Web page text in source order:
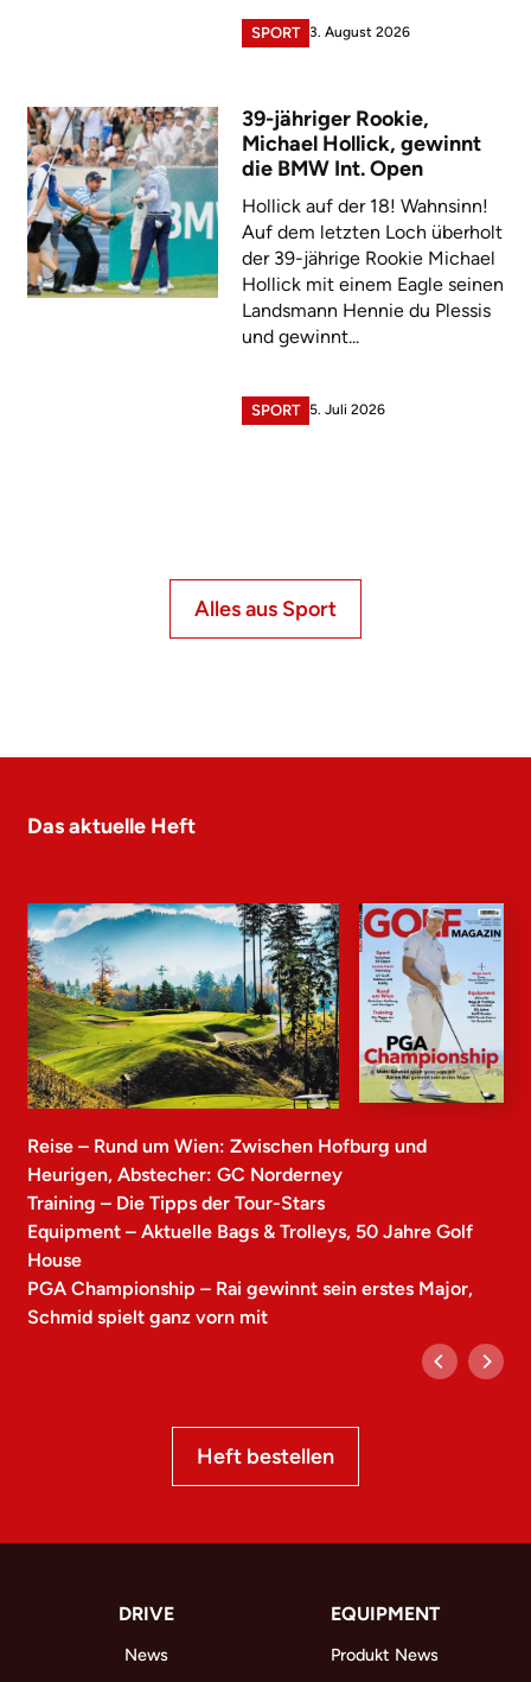
SPORT 3. August 2026
39-jähriger Rookie,
Michael Hollick, gewinnt
die BMW Int. Open
Hollick auf der 18! Wahnsinn!
Auf dem letzten Loch überholt
der 39-jährige Rookie Michael
Hollick mit einem Eagle seinen
Landsmann Hennie du Plessis
und gewinnt...
SPORT 5. Juli 2026
Alles aus Sport
Das aktuelle Heft
Reise – Rund um Wien: Zwischen Hofburg und
Heurigen, Abstecher: GC Norderney
Training – Die Tipps der Tour-Stars
Equipment – Aktuelle Bags & Trolleys, 50 Jahre Golf
House
PGA Championship – Rai gewinnt sein erstes Major,
Schmid spielt ganz vorn mit
Heft bestellen
DRIVE
News
EQUIPMENT
Produkt News